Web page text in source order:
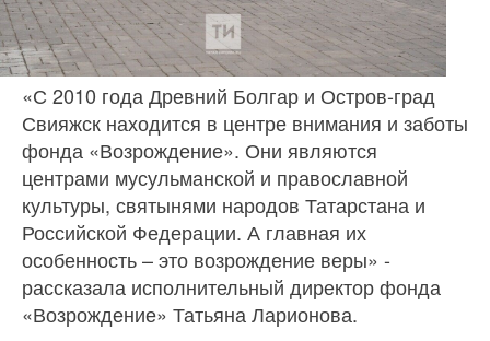
«С 2010 года Древний Болгар и Остров-град
Свияжск находится в центре внимания и заботы
фонда «Возрождение». Они являются
центрами мусульманской и православной
культуры, святынями народов Татарстана и
Российской Федерации. А главная их
особенность – это возрождение веры» -
рассказала исполнительный директор фонда
«Возрождение» Татьяна Ларионова.